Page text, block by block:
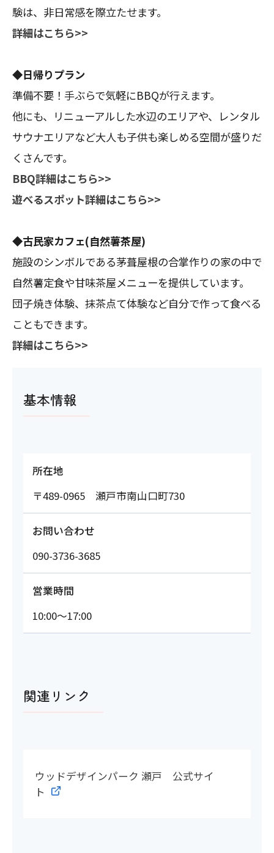
験は、非日常感を際立たせます。
詳細はこちら>>
◆日帰りプラン
準備不要！手ぶらで気軽にBBQが行えます。
他にも、リニューアルした水辺のエリアや、レンタル
サウナエリアなど大人も子供も楽しめる空間が盛りだ
くさんです。
BBQ詳細はこちら>>
遊べるスポット詳細はこちら>>
◆古民家カフェ(自然薯茶屋)
施設のシンボルである茅葺屋根の合掌作りの家の中で
自然薯定食や甘味茶屋メニューを提供しています。
団子焼き体験、抹茶点て体験など自分で作って食べる
こともできます。
詳細はこちら>>
基本情報
所在地
〒489-0965 瀬戸市南山口町730
お問い合わせ
090-3736-3685
営業時間
10:00～17:00
関連リンク
ウッドデザインパーク 瀬戸 公式サイ
ト